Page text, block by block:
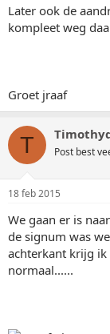
Later ook de
kompleet weg
Groet jraaf
T Post best
18 feb 2015
We gaan er is
de signum was
achterkant krijg
normaal......